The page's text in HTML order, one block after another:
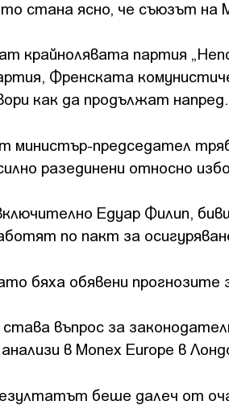
стана ясно, че съюзът на
крайнолявата партия
Френската
как да продължат напред.
министър-председател
разединени относно
Едуар Филип,
по пакт за
бяха обявени прогнозите
въпрос за
в Monex Europe в
беше далеч от